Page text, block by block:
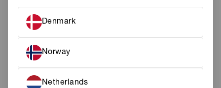
Denmark
Norway
Netherlands
SILVER
STØRRELSE
MATERIALE SØLV